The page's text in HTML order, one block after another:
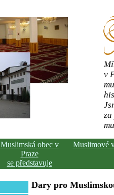
v
Muslimská obec v
Praze
se představuje
Muslimové
Dary pro